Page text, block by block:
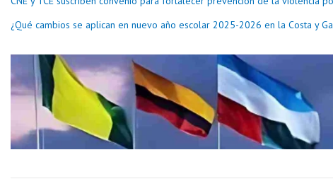
¿Qué cambios se aplican en nuevo año escolar 2025-2026 en la Costa y